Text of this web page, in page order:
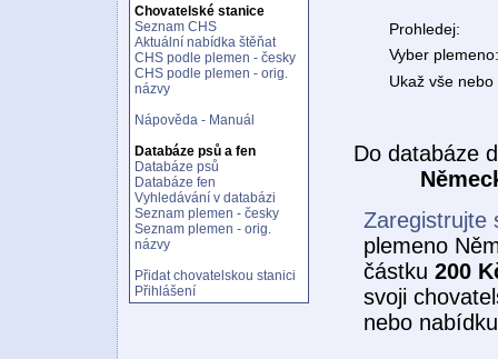
Chovatelské stanice
Seznam CHS
Aktuální nabídka štěňat
CHS podle plemen - česky
CHS podle plemen - orig.
názvy
Nápověda - Manuál
Databáze psů a fen
Databáze psů
Databáze fen
Vyhledávání v databázi
Seznam plemen - česky
Seznam plemen - orig.
názvy
Přidat chovatelskou stanici
Přihlášení
Prohledej:
Vyber plemeno:
Ukaž vše
Do databáze
Zaregistrujte
plemeno
částku 200
svoji
nebo